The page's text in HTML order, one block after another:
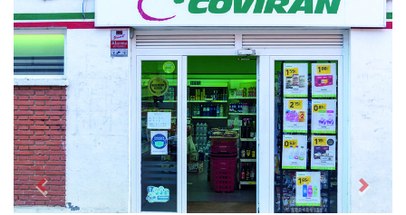
Previous Next